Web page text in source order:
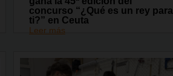
concurso “¿Qué es un rey para
ti?” en Ceuta
Leer más